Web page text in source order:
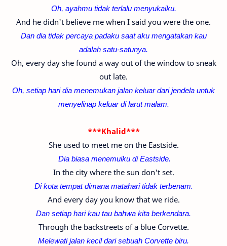
Oh, ayahmu tidak terlalu menyukaiku.
And he didn't believe me when I said you were the one.
Dan dia tidak percaya padaku saat aku mengatakan kau
adalah satu-satunya.
Oh, every day she found a way out of the window to sneak
out late.
Oh, setiap hari dia menemukan jalan keluar dari jendela untuk
menyelinap keluar di larut malam.
***Khalid***
She used to meet me on the Eastside.
Dia biasa menemuiku diEastside.
In the city where the sun don't set.
Di kota tempat dimana matahari tidak terbenam.
And every day you know that we ride.
Dan setiap hari kau tau bahwa kita berkendara.
Through the backstreets of a blue Corvette.
Melewati jalan kecil dari sebuah Corvette biru.